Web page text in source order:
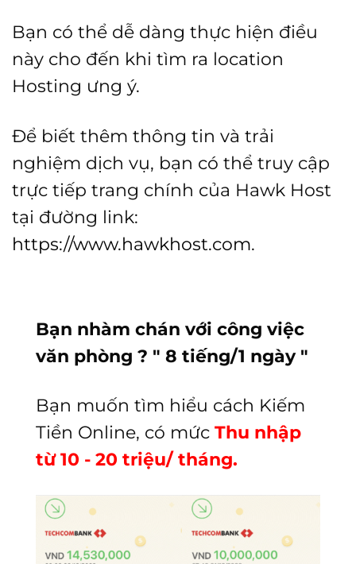
Bạn có thể dễ dàng thực hiện điều
này cho đến khi tìm ra location
Hosting ưng ý.
Để biết thêm thông tin và trải
nghiệm dịch vụ, bạn có thể truy cập
trực tiếp trang chính của Hawk Host
tại đường link:
https://www.hawkhost.com.
Bạn nhàm chán với công việc
văn phòng ? " 8 tiếng/1 ngày "
Bạn muốn tìm hiểu cách Kiếm
Tiền Online, có mức Thu nhập
từ 10 - 20 triệu/ tháng.